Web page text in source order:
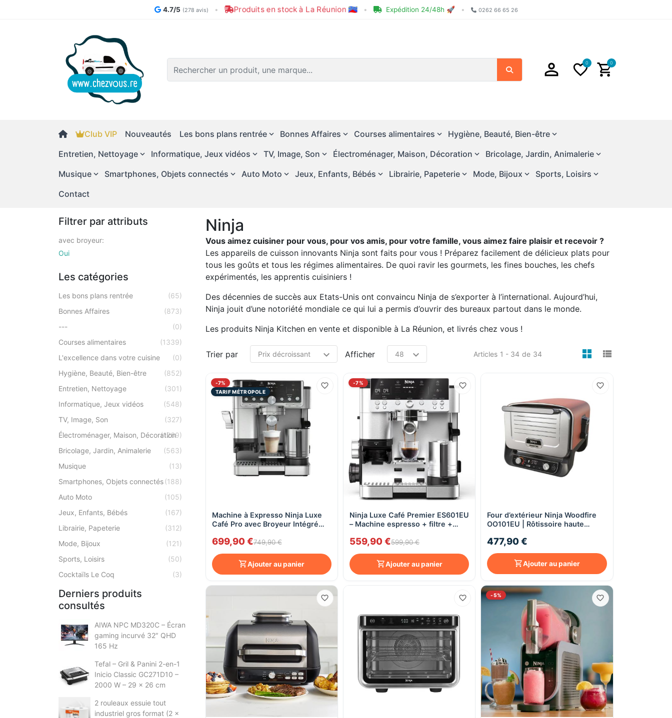
4.7/5 (278 avis) • Produits en stock à La Réunion 🇷🇪 • Expédition 24/48h 🚀 • 0262 66 65 26
Chercher
0 0
Club VIP Nouveautés Les bons plans rentrée Bonnes Affaires Courses alimentaires
Hygiène, Beauté, Bien-être
Entretien, Nettoyage
Informatique, Jeux vidéos TV, Image, Son Électroménager, Maison, Décoration
Bricolage, Jardin, Animalerie
Musique
Smartphones, Objets connectés Auto Moto Jeux, Enfants, Bébés Librairie, Papeterie Mode, Bijoux
Sports, Loisirs
Contact
Filtrer par attributs
avec broyeur:
Oui
Les catégories
Les bons plans rentrée
(65)
Bonnes Affaires
(873)
---
(0)
Courses alimentaires
(1339)
L'excellence dans votre cuisine
(0)
Hygiène, Beauté, Bien-être
(852)
Entretien, Nettoyage
(301)
Informatique, Jeux vidéos
(548)
TV, Image, Son
(327)
Électroménager, Maison, Décoration
(1269)
Bricolage, Jardin, Animalerie
(563)
Musique
(13)
Smartphones, Objets connectés(188)
Auto Moto
(105)
Jeux, Enfants, Bébés
(167)
Librairie, Papeterie
(312)
Mode, Bijoux
(121)
Sports, Loisirs
(50)
Cocktaïls Le Coq
(3)
Derniers produits
consultés
AIWA NPC MD320C – Écran
gaming incurvé 32″ QHD
165 Hz
Tefal – Gril & Panini 2-en-1
Inicio Classic GC271D10 –
2000 W – 29 × 26 cm
2 rouleaux essuie tout
industriel gros format (2 x
Ninja
Vous aimez cuisiner pour vous, pour vos amis, pour votre famille, vous aimez faire plaisir et recevoir ?
Les appareils de cuisson innovants Ninja sont faits pour vous ! Préparez facilement de délicieux plats pour
tous les goûts et tous les régimes alimentaires. De quoi ravir les gourmets, les fines bouches, les chefs
expérimentés, les apprentis cuisiniers !
Des décennies de succès aux Etats-Unis ont convaincu Ninja de s’exporter à l’international. Aujourd’hui,
Ninja jouit d’une notoriété mondiale ce qui lui a permis d’ouvrir des bureaux partout dans le monde.
Les produits Ninja Kitchen en vente et disponible à La Réunion, et livrés chez vous !
Trier par Articles 1 - 34 de 34
Afficher viewmode
-7%
TARIF MÉTROPOLE
Aperçu rapide
Machine à Expresso Ninja Luxe
Café Pro avec Broyeur Intégré
699,90 €749,90 €
Ajouter au panier
-7%
Aperçu rapide
Ninja Luxe Café Premier ES601EU
– Machine espresso + filtre +
intégrés – moussage auto –
559,90 €599,90 €
Ajouter au panier
Aperçu rapide
Four d’extérieur Ninja Woodfire
OO101EU | Rôtissoire haute
pizza et fumoir électrique
d’extérieur.
477,90 €
Ajouter au panier
-5%